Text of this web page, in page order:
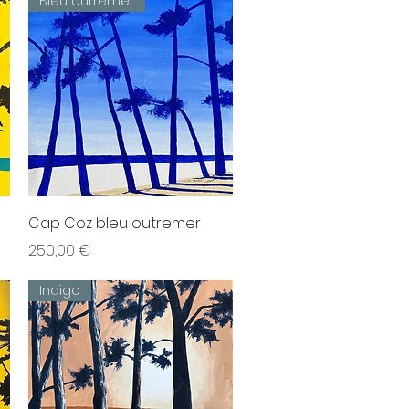
Aperçu rapide
Cap Coz bleu outremer
Prix
250,00 €
Indigo